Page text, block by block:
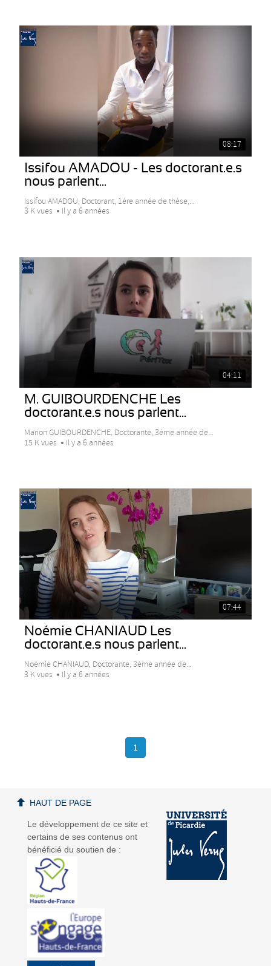
08:17
Issifou AMADOU - Les doctorant.e.s
nous parlent...
Issifou AMADOU, Doctorant, 1ère année de thèse,...
3 K vues
Il y a 6 années
04:11
M. GUIBOURDENCHE Les
doctorant.e.s nous parlent...
Marion GUIBOURDENCHE, Doctorante, 3ème année de...
15 K vues
Il y a 6 années
07:44
Noémie CHANIAUD Les
doctorant.e.s nous parlent...
Noémie CHANIAUD, Doctorante, 3ème année de...
3 K vues
Il y a 6 années
1
Le développement de ce site et
certains de ses contenus ont
bénéficié du soutien de :
HAUT DE PAGE